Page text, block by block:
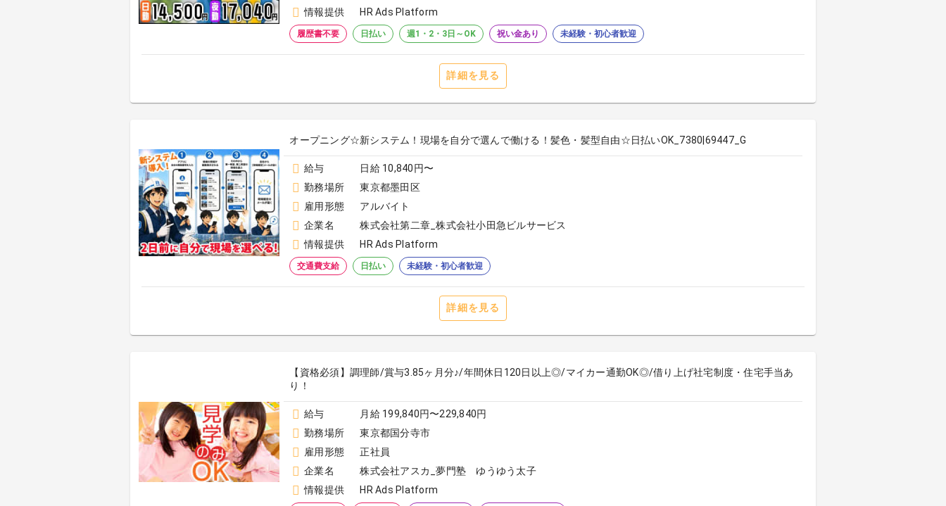
情報提供
HR Ads Platform
履歴書不要 日払い 週1・2・3日～OK 祝い金あり 未経験・初心者歓迎
詳細を見る
オープニング☆新システム！現場を自分で選んで働ける！髪色・髪型自由☆日払いOK_7380|69447_G
給与
日給 10,840円〜
勤務場所
東京都墨田区
雇用形態
アルバイト
企業名
株式会社第二章_株式会社小田急ビルサービス
情報提供
HR Ads Platform
交通費支給 日払い 未経験・初心者歓迎
詳細を見る
【資格必須】調理師/賞与3.85ヶ月分♪/年間休日120日以上◎/マイカー通勤OK◎/借り上げ社宅制度・住宅手当あ
り！
給与
月給 199,840円〜229,840円
勤務場所
東京都国分寺市
雇用形態
正社員
企業名
株式会社アスカ_夢門塾 ゆうゆう太子
情報提供
HR Ads Platform